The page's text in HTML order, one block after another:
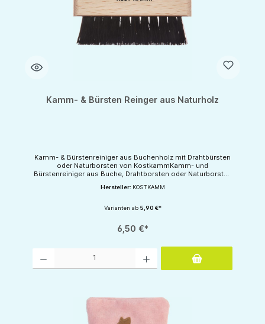
Kamm- & Bürsten Reinger aus Naturholz
Kamm- & Bürstenreiniger aus Buchenholz mit Drahtbürsten
oder Naturborsten von KostkammKamm- und
Bürstenreiniger aus Buche, Drahtborsten oder Naturborsten
Hersteller: KOSTKAMM
Varianten ab5,90 €*
6,50 €*